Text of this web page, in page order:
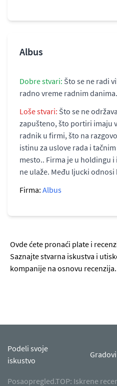
Albus
Dobre stvari: Što se ne radi
radno vreme radnim danima.
Loše stvari: Što se ne
zapušteno, što portiri imaju
radnik u firmi, što na
istinu za uslove rada i
mesto.. Firma je u holdingu i
ne ulaže. Među ljucki
Firma: Albus
Ovde ćete pronaći plate i
Saznajte stvarna iskustva i
kompanije na osnovu recenzija.
Podeli svoje
iskustvo
Gradovi
Posaopregled.TOP: Iskrene